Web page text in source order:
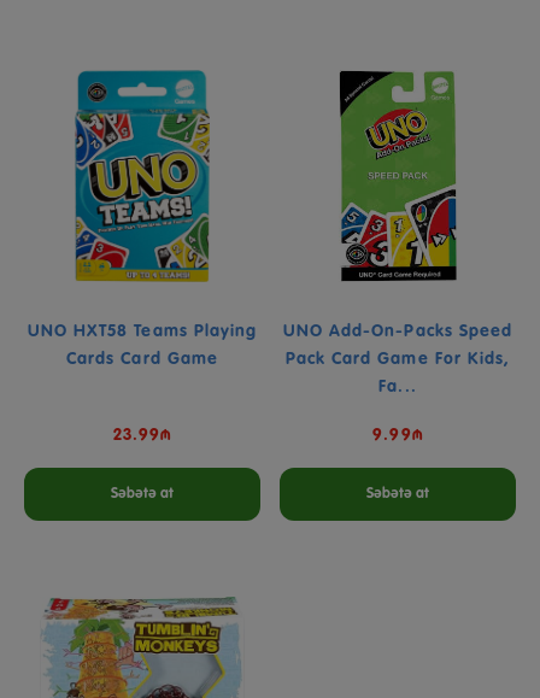
UNO HXT58 Teams Playing
Cards Card Game
23.99₼
Səbətə at
UNO Add-On-Packs Speed
Pack Card Game For Kids,
Fa...
9.99₼
Səbətə at